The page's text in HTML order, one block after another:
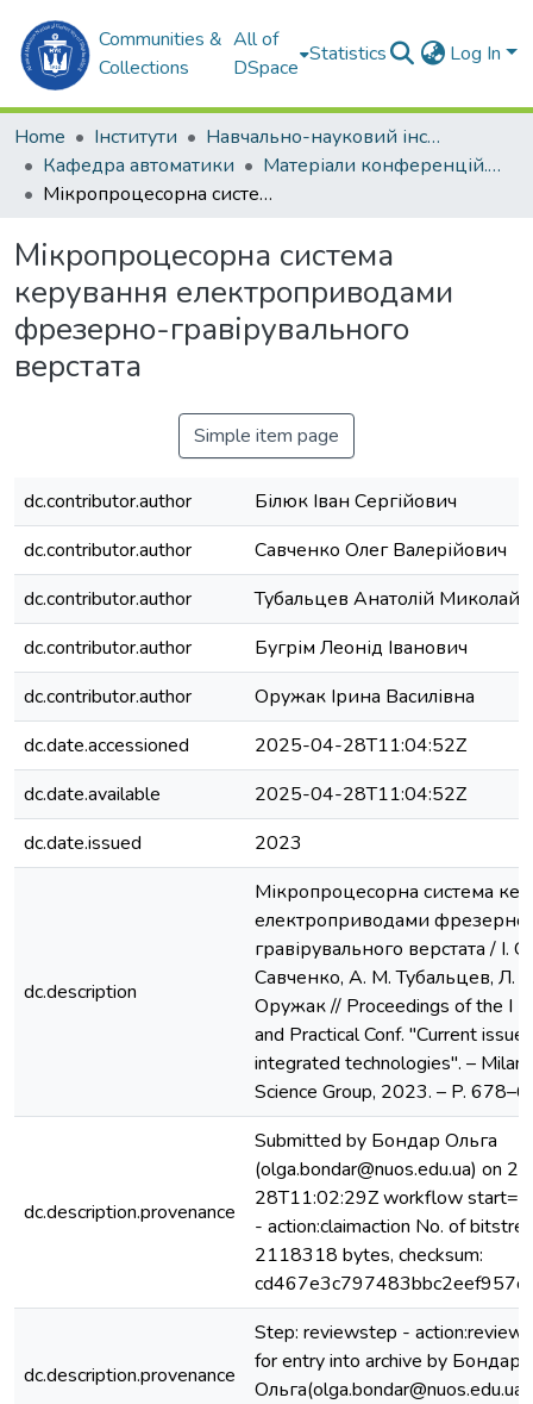
Communities &
Collections
All of
DSpace
Statistics Log In
Home Інститути
Навчально-науковий інститут автоматики та електротехніки (ННІАЕ)
Кафедра автоматики
Матеріали конференцій. Кафедра автоматики
Мікропроцесорна система керування електроприводами фрезерно-гравірувального верстата
Мікропроцесорна система
керування електроприводами
фрезерно-гравірувального
верстата
Simple item page
dc.contributor.author
Білюк Іван Сергійович
dc.contributor.author
Савченко Олег Валерійович
dc.contributor.author
Тубальцев Анатолій
dc.contributor.author
Бугрім Леонід Іванович
dc.contributor.author
Оружак Ірина Василівна
dc.date.accessioned
2025-04-28T11:04:52Z
dc.date.available
2025-04-28T11:04:52Z
dc.date.issued
2023
dc.description
Мікропроцесорна система
електроприводами
гравірувального верстата / І.
Савченко, А. М. Тубальцев, Л. І.
Оружак // Proceedings of the I
and Practical Conf. ''Current
integrated technologies''. – Milan
Science Group, 2023. – P.
dc.description.provenance
Submitted by Бондар Ольга
(olga.bondar@nuos.edu.ua) on
28T11:02:29Z workflow
- action:claimaction No. of
2118318 bytes, checksum:
dc.description.provenance
Step: reviewstep -
for entry into archive by Бондар